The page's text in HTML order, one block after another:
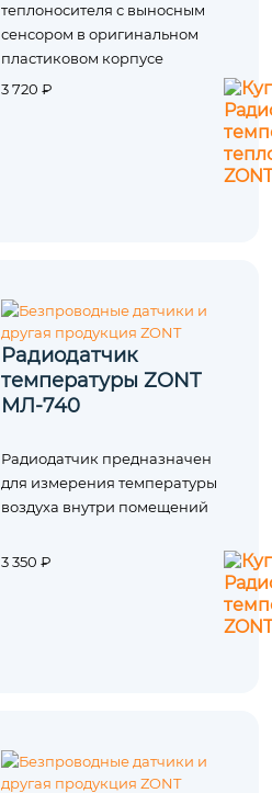
теплоносителя с выносным
сенсором в оригинальном
пластиковом корпусе
3 720 ₽
Радиодатчик
температуры ZONT
МЛ‑740
Радиодатчик предназначен
для измерения температуры
воздуха внутри помещений
3 350 ₽